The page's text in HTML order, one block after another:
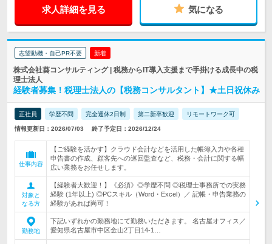
求人詳細を見る 気になる
志望動機・自己PR不要 新着
株式会社葵コンサルティング | 税務からIT導入支援まで手掛ける成長中の税
理士法人
経験者募集！税理士法人の【税務コンサルタント】★土日祝休み
正社員 学歴不問 完全週休2日制 第二新卒歓迎 リモートワーク可
情報更新日：2026/07/03 終了予定日：2026/12/24
仕事内容
【ご経験を活かす】クラウド会計などを活用した帳簿入力や各種
申告書の作成、顧客先への巡回監査など、税務・会計に関する幅
広い業務をお任せします。
対象と
なる方
【経験者大歓迎！】《必須》◎学歴不問 ◎税理士事務所での実務
経験 (1年以上) ◎PCスキル（Word・Excel）／ 記帳・申告業務の
経験があれば尚可！
勤務地
下記いずれかの勤務地にて勤務いただきます。 名古屋オフィス／
愛知県名古屋市中区金山2丁目14-1…